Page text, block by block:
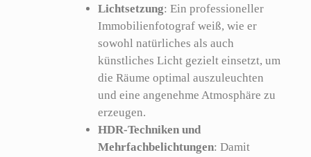
Lichtsetzung: Ein professioneller
Immobilienfotograf weiß, wie er
sowohl natürliches als auch
künstliches Licht gezielt einsetzt, um
die Räume optimal auszuleuchten
und eine angenehme Atmosphäre zu
erzeugen.
HDR-Techniken und
Mehrfachbelichtungen: Damit